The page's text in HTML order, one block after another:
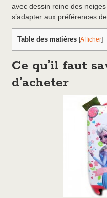
avec dessin reine des
s’adapter aux préférences
Table des matières [Afficher]
Ce qu’il faut
d’acheter